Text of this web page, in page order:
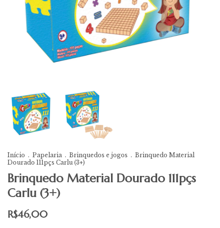
Início . Papelaria . Brinquedos e jogos . Brinquedo Material
Dourado 111pçs Carlu (3+)
Brinquedo Material Dourado 111pçs
Carlu (3+)
R$46,00